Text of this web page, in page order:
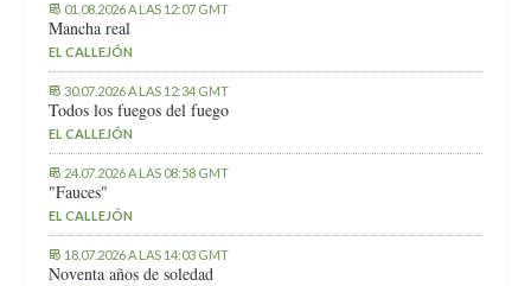
01.08.2026 A LAS 12:07 GMT
Mancha real
EL CALLEJÓN
30.07.2026 A LAS 12:34 GMT
Todos los fuegos del fuego
EL CALLEJÓN
24.07.2026 A LAS 08:58 GMT
"Fauces"
EL CALLEJÓN
18.07.2026 A LAS 14:03 GMT
Noventa años de soledad